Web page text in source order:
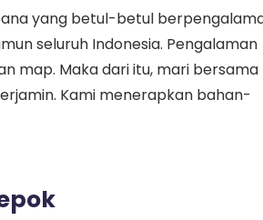
yang betul-betul
seluruh Indonesia. Pengalaman
map. Maka dari itu, mari bersama
Kami menerapkan bahan-